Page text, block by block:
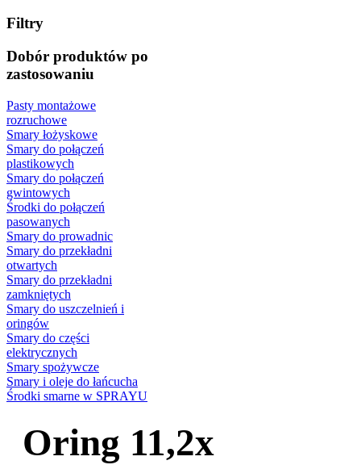
Filtry
Dobór produktów po
zastosowaniu
Pasty montażowe
rozruchowe
Smary łożyskowe
Smary do połączeń
plastikowych
Smary do połączeń
gwintowych
Środki do połączeń
pasowanych
Smary do prowadnic
Smary do przekładni
otwartych
Smary do przekładni
zamkniętych
Smary do uszczelnień i
oringów
Smary do części
elektrycznych
Smary spożywcze
Smary i oleje do łańcucha
Środki smarne w SPRAYU
Oring 11,2x